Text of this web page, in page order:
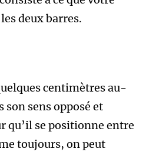
deux barres.
centimètres au-
son sens opposé et
qu’il se positionne entre
toujours, on peut